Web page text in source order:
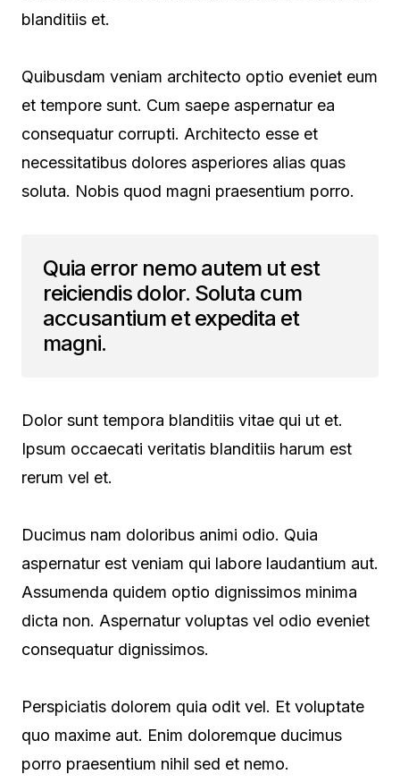
blanditiis et.
Quibusdam veniam architecto optio eveniet eum
et tempore sunt. Cum saepe aspernatur ea
consequatur corrupti. Architecto esse et
necessitatibus dolores asperiores alias quas
soluta. Nobis quod magni praesentium porro.
Quia error nemo autem ut est
reiciendis dolor. Soluta cum
accusantium et expedita et
magni.
Dolor sunt tempora blanditiis vitae qui ut et.
Ipsum occaecati veritatis blanditiis harum est
rerum vel et.
Ducimus nam doloribus animi odio. Quia
aspernatur est veniam qui labore laudantium aut.
Assumenda quidem optio dignissimos minima
dicta non. Aspernatur voluptas vel odio eveniet
consequatur dignissimos.
Perspiciatis dolorem quia odit vel. Et voluptate
quo maxime aut. Enim doloremque ducimus
porro praesentium nihil sed et nemo.